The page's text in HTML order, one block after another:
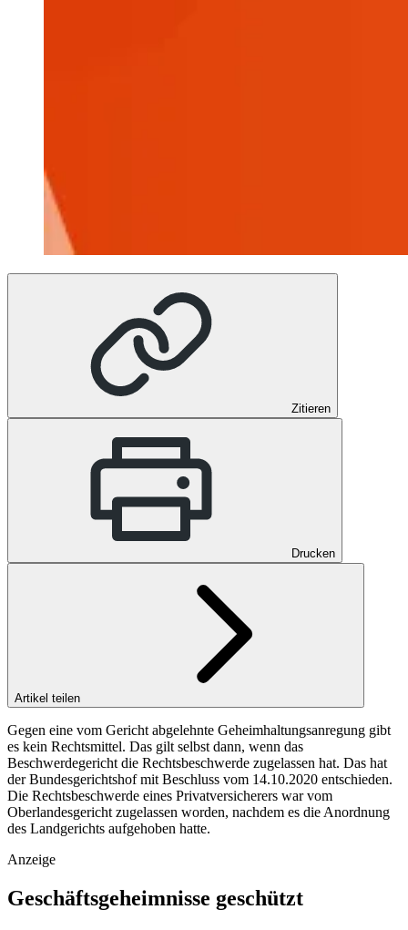
Zitieren
Drucken
Artikel teilen
Gegen eine vom Gericht abgelehnte Geheimhaltungsanregung gibt
es kein Rechtsmittel. Das gilt selbst dann, wenn das
Beschwerdegericht die Rechtsbeschwerde zugelassen hat. Das hat
der Bundesgerichtshof mit Beschluss vom 14.10.2020 entschieden.
Die Rechtsbeschwerde eines Privatversicherers war vom
Oberlandesgericht zugelassen worden, nachdem es die Anordnung
des Landgerichts aufgehoben hatte.
Anzeige
Geschäftsgeheimnisse geschützt